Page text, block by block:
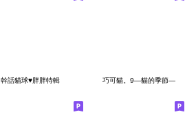
幹話貓球♥胖胖特輯 巧可貓。9—貓的季節—